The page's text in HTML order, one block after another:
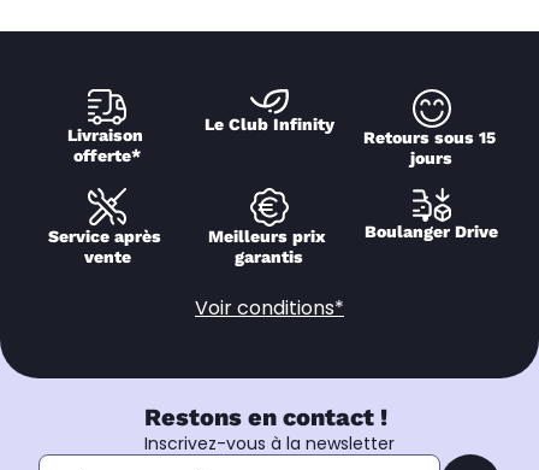
Livraison
offerte*
Le Club Infinity
Retours sous 15
jours
Service après
vente
Meilleurs prix
garantis
Boulanger Drive
Voir conditions*
Restons en contact !
Inscrivez-vous à la newsletter